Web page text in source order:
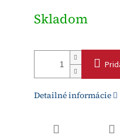
cena:
Skladom
Detailné informácie